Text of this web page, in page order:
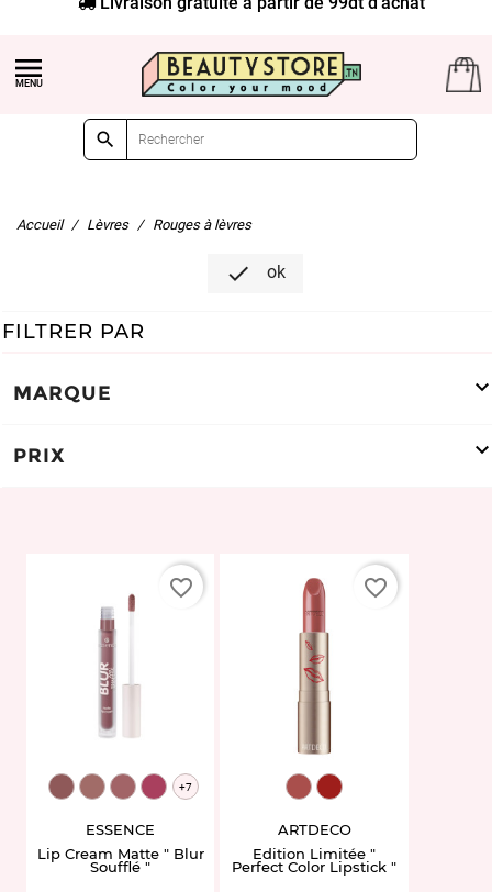


Accueil Lèvres Rouges à lèvres
 ok
FILTRER PAR
MARQUE
PRIX
EL958484.01
EL958486.02
EL958488.03
EL958492.05
+7
ESSENCE
Lip Cream Matte " Blur
Soufflé "
favorite_border
ART13.872
ART13.803P1
ARTDECO
Edition Limitée "
Perfect Color Lipstick "
favorite_border